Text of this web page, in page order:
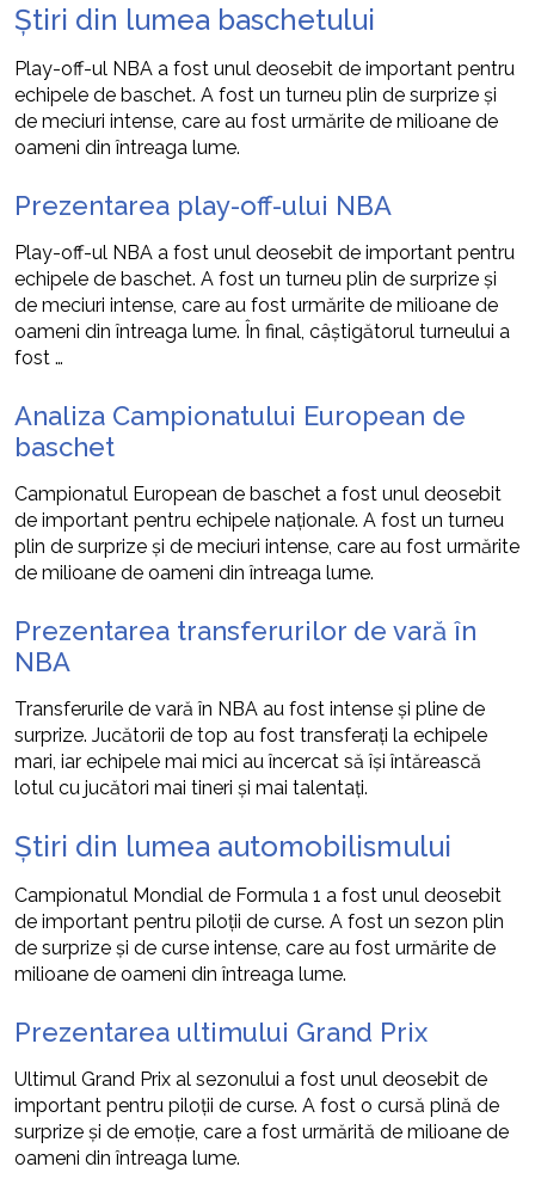
Știri din lumea baschetului
Play-off-ul NBA a fost unul deosebit de important pentru
echipele de baschet. A fost un turneu plin de surprize și
de meciuri intense, care au fost urmărite de milioane de
oameni din întreaga lume.
Prezentarea play-off-ului NBA
Play-off-ul NBA a fost unul deosebit de important pentru
echipele de baschet. A fost un turneu plin de surprize și
de meciuri intense, care au fost urmărite de milioane de
oameni din întreaga lume. În final, câștigătorul turneului a
fost …
Analiza Campionatului European de
baschet
Campionatul European de baschet a fost unul deosebit
de important pentru echipele naționale. A fost un turneu
plin de surprize și de meciuri intense, care au fost urmărite
de milioane de oameni din întreaga lume.
Prezentarea transferurilor de vară în
NBA
Transferurile de vară în NBA au fost intense și pline de
surprize. Jucătorii de top au fost transferați la echipele
mari, iar echipele mai mici au încercat să își întărească
lotul cu jucători mai tineri și mai talentați.
Știri din lumea automobilismului
Campionatul Mondial de Formula 1 a fost unul deosebit
de important pentru piloții de curse. A fost un sezon plin
de surprize și de curse intense, care au fost urmărite de
milioane de oameni din întreaga lume.
Prezentarea ultimului Grand Prix
Ultimul Grand Prix al sezonului a fost unul deosebit de
important pentru piloții de curse. A fost o cursă plină de
surprize și de emoție, care a fost urmărită de milioane de
oameni din întreaga lume.